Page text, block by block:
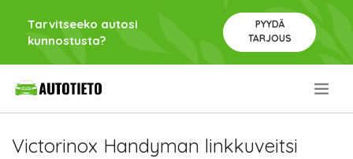
Tarvitseeko autosi
kunnostusta?
PYYDÄ
TARJOUS
Victorinox Handyman linkkuveitsi